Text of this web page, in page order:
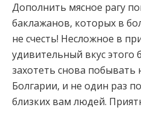
Дополнить мясное рагу
баклажанов, которых в
не счесть! Несложное в
удивительный вкус этого
захотеть снова
Болгарии, и не один раз
близких вам людей.